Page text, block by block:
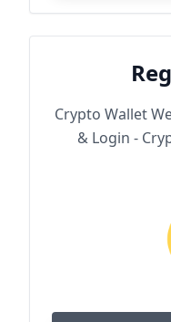
Crypto Wallet
& Login -